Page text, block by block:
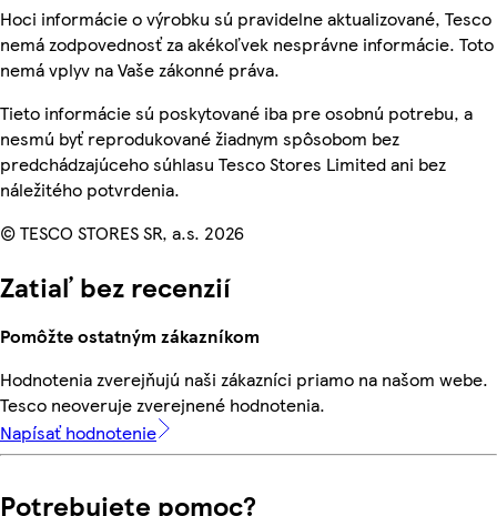
Hoci informácie o výrobku sú pravidelne aktualizované, Tesco
nemá zodpovednosť za akékoľvek nesprávne informácie. Toto
nemá vplyv na Vaše zákonné práva.
Tieto informácie sú poskytované iba pre osobnú potrebu, a
nesmú byť reprodukované žiadnym spôsobom bez
predchádzajúceho súhlasu Tesco Stores Limited ani bez
náležitého potvrdenia.
© TESCO STORES SR, a.s. 2026
Zatiaľ bez recenzií
Pomôžte ostatným zákazníkom
Hodnotenia zverejňujú naši zákazníci priamo na našom webe.
Tesco neoveruje zverejnené hodnotenia.
Napísať hodnotenie
Potrebujete pomoc?